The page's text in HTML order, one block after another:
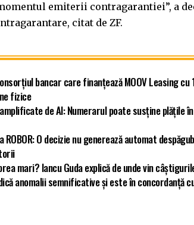
emiterii contragarantiei”, a
citat de ZF.
bancar care finanțează MOOV Leasing cu
fizice
de AI: Numerarul poate susține plățile
O decizie nu generează automat
mari? Iancu Guda explică de unde vin
anomalii semnificative și este în concordanță